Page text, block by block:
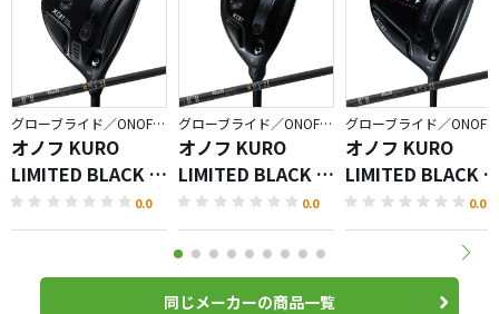
グローブライド／ONOFF KURO
オノフ KURO
LIMITED BLACK フ
ェアウェイ アーム
ズ
0.0
グローブライド／ONOFF KURO
オノフ KURO
LIMITED BLACK ユ
ーティリティ ウィ
ングス
0.0
オノフ KURO
LIMITED BLACK
ライバー
0.0
同じメーカーの商品一覧